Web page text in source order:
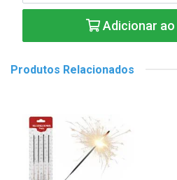
Adicionar
Produtos Relacionados